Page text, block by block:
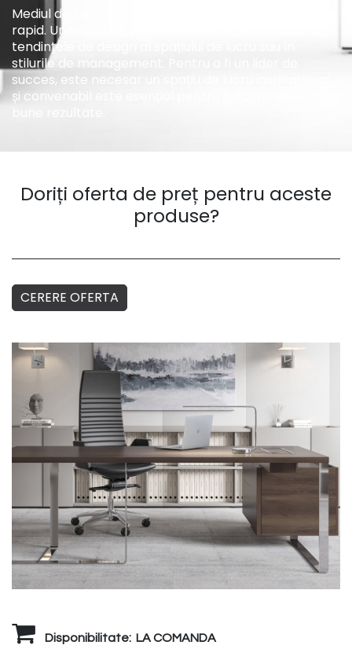
Mediul de lucru de astăzi se schimbă și evoluează
rapid. Unele dintre aceste schimbări se reflectă în
tendințele de design al spațiului de lucru sau în
stilurile de management. Pentru a fi un lider de
succes, este necesar un spațiu de lucru inspirațional
și convenabil este esențial pentru a obține cele mai
Doriți oferta de preț pentru aceste
produse?
CERERE OFERTA
Disponibilitate: LA COMANDA